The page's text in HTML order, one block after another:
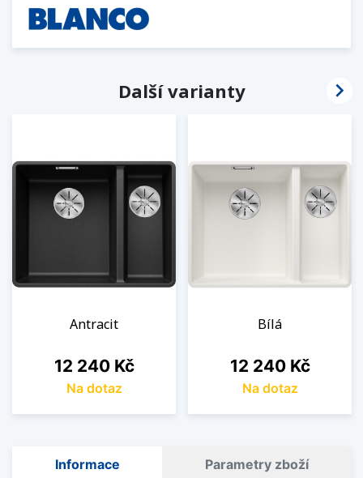
Další varianty
Antracit
Cena
12 240 Kč
Na dotaz
Bílá
Cena
12 240 Kč
Na dotaz

Informace Parametry zboží